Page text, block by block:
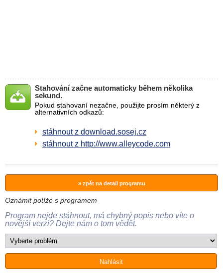
Stahování začne automaticky během několika
sekund.
Pokud stahovaní nezačne, použijte prosím některý z
alternativních odkazů:
stáhnout z download.sosej.cz
stáhnout z http://www.alleycode.com
» zpět na detail programu
Oznámit potíže s programem
Program nejde stáhnout, má chybný popis nebo víte o
novější verzi? Dejte nám o tom vědět.